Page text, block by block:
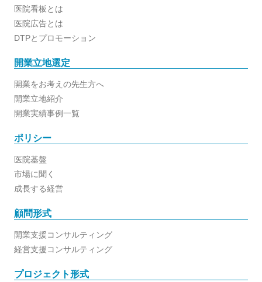
医院看板とは
医院広告とは
DTPとプロモーション
開業立地選定
開業をお考えの先生方へ
開業立地紹介
開業実績事例一覧
ポリシー
医院基盤
市場に聞く
成長する経営
顧問形式
開業支援コンサルティング
経営支援コンサルティング
プロジェクト形式